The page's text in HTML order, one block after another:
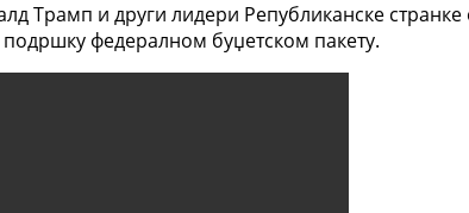
и други лидери Републиканске странке
подршку федералном буџетском пакету.